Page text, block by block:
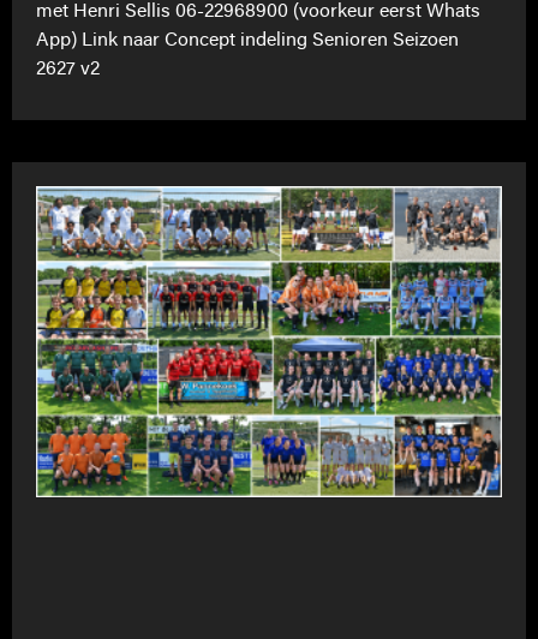
met Henri Sellis 06-22968900 (voorkeur eerst Whats
App) Link naar Concept indeling Senioren Seizoen
2627 v2